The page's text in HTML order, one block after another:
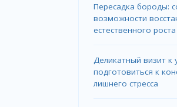
Пересадка бороды:
возможности
естественного
Деликатный визит к
подготовиться к
лишнего стресса